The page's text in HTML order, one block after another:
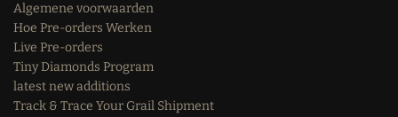
Algemene voorwaarden
Hoe Pre-orders Werken
Live Pre-orders
Tiny Diamonds Program
latest new additions
Track & Trace Your Grail Shipment